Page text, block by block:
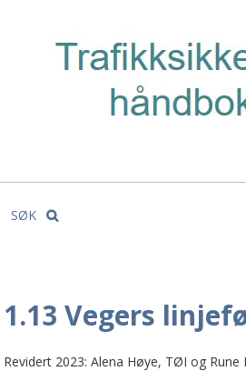
SØK
1.13 Vegers
Revidert 2023: Alena Høye, TØI og Rune